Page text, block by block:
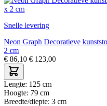
Snelle levering
Neon Graph Decoratieve
2 cm
€ 86,10 € 123,00
Lengte: 125 cm
Hoogte: 79 cm
Breedte/diepte: 3 cm